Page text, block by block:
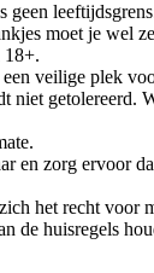
geen
moet je wel
18+.
veilige plek
niet getolereerd.
en zorg ervoor
het recht voor
de huisregels